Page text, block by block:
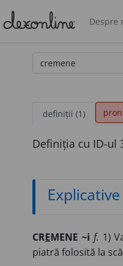
Despre
definiții (1)
Definiția cu ID-ul
Explicative
CREMENE ~i f. 1)
piatră folosită la